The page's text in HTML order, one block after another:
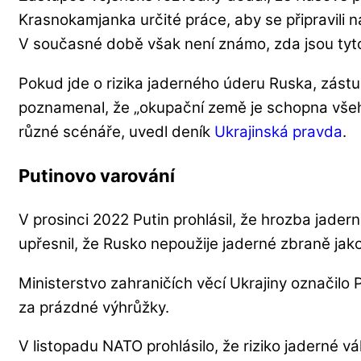
Krasnokamjanka určité práce, aby se připravili
V současné době však není známo, zda jsou
Pokud jde o rizika jaderného úderu Ruska,
poznamenal, že „okupační země je schopna
různé scénáře, uvedl deník Ukrajinská pravda.
Putinovo varování
V prosinci 2022 Putin prohlásil, že hrozba
upřesnil, že Rusko nepoužije jaderné zbraně
Ministerstvo zahraničích věcí Ukrajiny označilo
za prázdné výhrůžky.
V listopadu NATO prohlásilo, že riziko jaderné